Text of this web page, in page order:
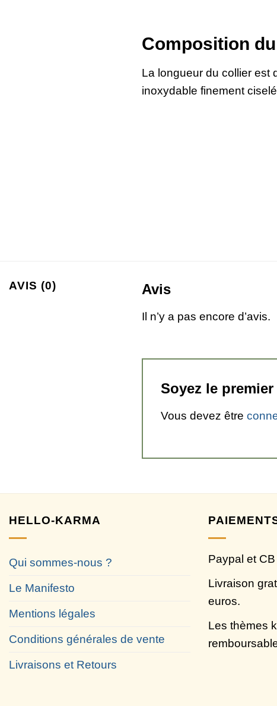
Composition
La longueur du collier est
inoxydable finement
AVIS (0) Avis
Il n’y a pas encore d’avis.
Soyez le
Vous devez être
HELLO-KARMA
Qui sommes-nous ?
Le Manifesto
Mentions légales
Conditions générales de vente
Livraisons et Retours
Paypal et CB
Livraison
euros.
Les thèmes